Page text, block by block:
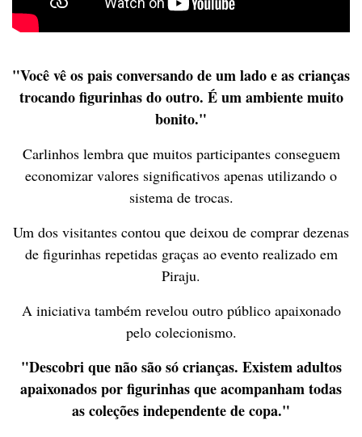
"Você vê os pais conversando de um lado e as crianças
trocando figurinhas do outro. É um ambiente muito
bonito."
Carlinhos lembra que muitos participantes conseguem
economizar valores significativos apenas utilizando o
sistema de trocas.
Um dos visitantes contou que deixou de comprar dezenas
de figurinhas repetidas graças ao evento realizado em
Piraju.
A iniciativa também revelou outro público apaixonado
pelo colecionismo.
"Descobri que não são só crianças. Existem adultos
apaixonados por figurinhas que acompanham todas
as coleções independente de copa."